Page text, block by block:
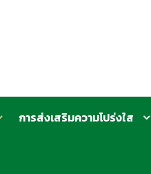
การส่งเสริมความโปร่งใส